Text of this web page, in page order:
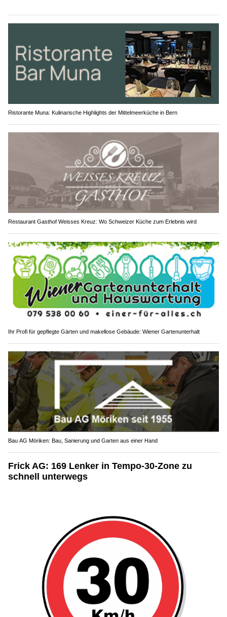
Ristorante Muna: Kulinarische Highlights der Mittelmeerküche in Bern
Restaurant Gasthof Weisses Kreuz: Wo Schweizer Küche zum Erlebnis wird
Ihr Profi für gepflegte Gärten und makellose Gebäude: Wiener Gartenunterhalt
Bau AG Möriken: Bau, Sanierung und Garten aus einer Hand
Frick AG: 169 Lenker in Tempo-30-Zone zu
schnell unterwegs